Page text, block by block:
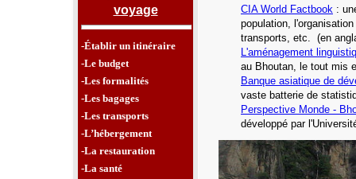
voyage
-Établir un itinéraire
-Le budget
-Les formalités
-Les bagages
-Les transports
-L’hébergement
-La restauration
-La santé
CIAWorld Factbook :
population,
transports, etc. (en
L'aménagement
au Bhoutan, le tout mis
Banque asiatique de
vaste batterie de
Perspective Monde -
développé par